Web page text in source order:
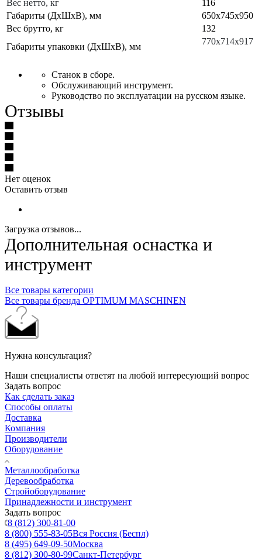
Вес нетто, кг
116
Габариты (ДхШхВ), мм
650x745x950
Вес брутто, кг
132
Габариты упаковки (ДхШхВ), мм
770x714x917
Станок в сборе.
Обслуживающий инструмент.
Руководство по эксплуатации на русском языке.
Отзывы
Нет оценок
Оставить отзыв
Загрузка отзывов...
Дополнительная оснастка и
инструмент
Все товары категории
Все товары бренда OPTIMUM MASCHINEN
Нужна консультация?
Наши специалисты ответят на любой интересующий вопрос
Задать вопрос
Как сделать заказ
Способы оплаты
Доставка
Компания
Производители
Оборудование
Металлообработка
Деревообработка
Стройоборудование
Принадлежности и инструмент
Задать вопрос
8 (812) 300-81-00
8 (800) 555-83-05Вся Россия (Беспл)
8 (495) 649-09-50Москва
8 (812) 300-80-99Санкт-Петербург